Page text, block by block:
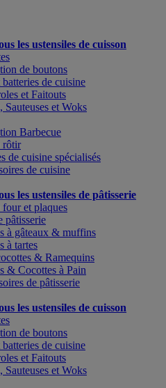
les ustensiles de cuisson
de boutons
batteries de cuisine
et Faitouts
Sauteuses et Woks
Barbecue
rôtir
de cuisine spécialisés
de cuisine
les ustensiles de pâtisserie
four et plaques
pâtisserie
à gâteaux & muffins
à tartes
& Ramequins
& Cocottes à Pain
de pâtisserie
les ustensiles de cuisson
de boutons
batteries de cuisine
et Faitouts
Sauteuses et Woks